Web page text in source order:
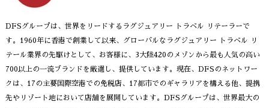
DFSグループは、世界をリードするラグジュアリー トラベル リテーラーで
す。1960年に香港で創業して以来、グローバルなラグジュアリー トラベル リ
テール業界の先駆けとして、お客様に、3大陸420のメゾンから最も人気の高い
700以上の一流ブランドを厳選し、提供しています。現在、DFSのネットワー
クは、17の主要国際空港での免税店、17都市でのギャラリアを構える他、提携
先やリゾート地において店舗を展開しています。DFSグループは、世界最大の